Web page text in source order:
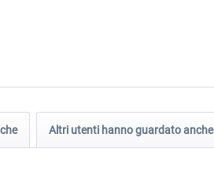
Altri utenti hanno guardato anche